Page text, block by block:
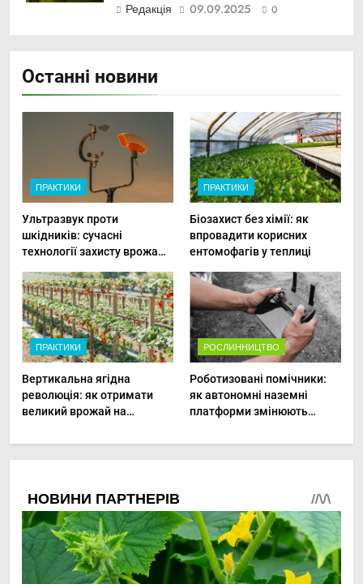
Редакція
09.09.2025 0
Останні новини
ПРАКТИКИ
Ультразвук проти
шкідників: сучасні
технології захисту врожаю
ПРАКТИКИ
Біозахист без хімії: як
впровадити корисних
ентомофагів у теплиці
ПРАКТИКИ
Вертикальна ягідна
революція: як отримати
великий врожай на
РОСЛИННИЦТВО
Роботизовані помічники:
як автономні наземні
платформи змінюють
овочами